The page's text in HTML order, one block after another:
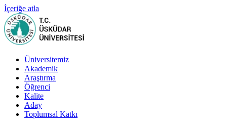
İçeriğe atla
Üniversitemiz
Akademik
Araştırma
Öğrenci
Kalite
Aday
Toplumsal Katkı